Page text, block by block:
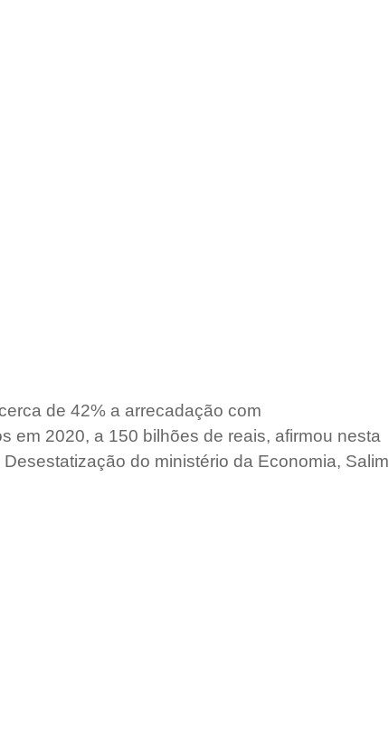
de 42% a arrecadação com
em 2020, a 150 bilhões de reais, afirmou nesta
do ministério da Economia, Salim